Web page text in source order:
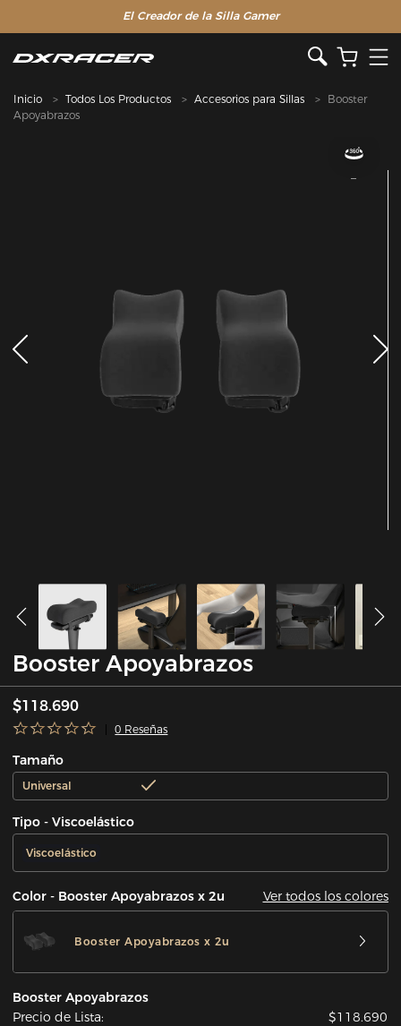
El Creador de la Silla Gamer
Inicio Todos Los Productos Accesorios para Sillas
Booster
Apoyabrazos
Booster Apoyabrazos
$118.690
0 Reseñas
Tamaño
Universal
Tipo - Viscoelástico
Viscoelástico
Color - Booster Apoyabrazos x 2u Ver todos los colores
Booster Apoyabrazos x 2u
Booster Apoyabrazos
Precio de Lista:
$118.690